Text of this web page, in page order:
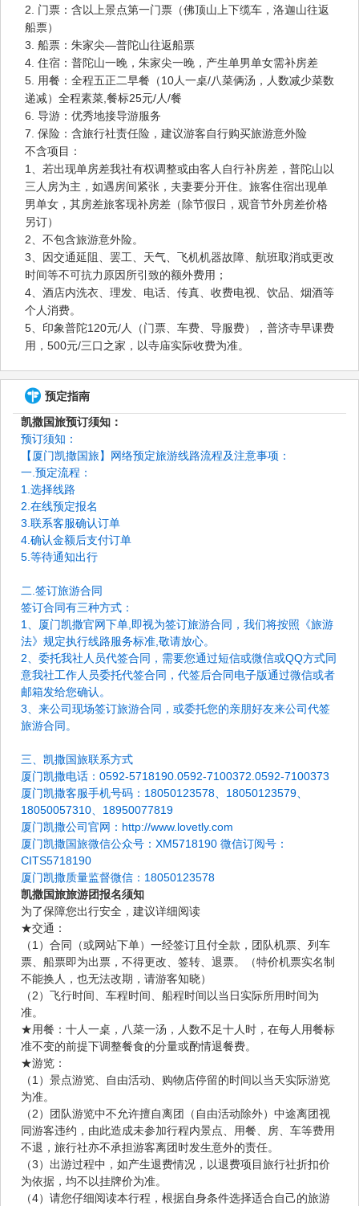
2. 门票：含以上景点第一门票（佛顶山上下缆车，洛迦山往返
船票）
3. 船票：朱家尖—普陀山往返船票
4. 住宿：普陀山一晚，朱家尖一晚，产生单男单女需补房差
5. 用餐：全程五正二早餐（10人一桌/八菜俩汤，人数减少菜数
递减）全程素菜,餐标25元/人/餐
6. 导游：优秀地接导游服务
7. 保险：含旅行社责任险，建议游客自行购买旅游意外险
不含项目：
1、若出现单房差我社有权调整或由客人自行补房差，普陀山以
三人房为主，如遇房间紧张，夫妻要分开住。旅客住宿出现单
男单女，其房差旅客现补房差（除节假日，观音节外房差价格
另订）
2、不包含旅游意外险。
3、因交通延阻、罢工、天气、飞机机器故障、航班取消或更改
时间等不可抗力原因所引致的额外费用；
4、酒店内洗衣、理发、电话、传真、收费电视、饮品、烟酒等
个人消费。
5、印象普陀120元/人（门票、车费、导服费），普济寺早课费
用，500元/三口之家，以寺庙实际收费为准。
预定指南
凯撒国旅预订须知：
预订须知：
【厦门凯撒国旅】网络预定旅游线路流程及注意事项：
一.预定流程：
1.选择线路
2.在线预定报名
3.联系客服确认订单
4.确认金额后支付订单
5.等待通知出行
二.签订旅游合同
签订合同有三种方式：
1、厦门凯撒官网下单,即视为签订旅游合同，我们将按照《旅游
法》规定执行线路服务标准,敬请放心。
2、委托我社人员代签合同，需要您通过短信或微信或QQ方式同
意我社工作人员委托代签合同，代签后合同电子版通过微信或者
邮箱发给您确认。
3、来公司现场签订旅游合同，或委托您的亲朋好友来公司代签
旅游合同。
三、凯撒国旅联系方式
厦门凯撒电话：0592-5718190.0592-7100372.0592-7100373
厦门凯撒客服手机号码：18050123578、18050123579、
18050057310、18950077819
厦门凯撒公司官网：http://www.lovetly.com
厦门凯撒国旅微信公众号：XM5718190 微信订阅号：
CITS5718190
厦门凯撒质量监督微信：18050123578
凯撒国旅旅游团报名须知
为了保障您出行安全，建议详细阅读
★交通：
（1）合同（或网站下单）一经签订且付全款，团队机票、列车
票、船票即为出票，不得更改、签转、退票。（特价机票实名制
不能换人，也无法改期，请游客知晓）
（2）飞行时间、车程时间、船程时间以当日实际所用时间为
准。
★用餐：十人一桌，八菜一汤，人数不足十人时，在每人用餐标
准不变的前提下调整餐食的分量或酌情退餐费。
★游览：
（1）景点游览、自由活动、购物店停留的时间以当天实际游览
为准。
（2）团队游览中不允许擅自离团（自由活动除外）中途离团视
同游客违约，由此造成未参加行程内景点、用餐、房、车等费用
不退，旅行社亦不承担游客离团时发生意外的责任。
（3）出游过程中，如产生退费情况，以退费项目旅行社折扣价
为依据，均不以挂牌价为准。
（4）请您仔细阅读本行程，根据自身条件选择适合自己的旅游